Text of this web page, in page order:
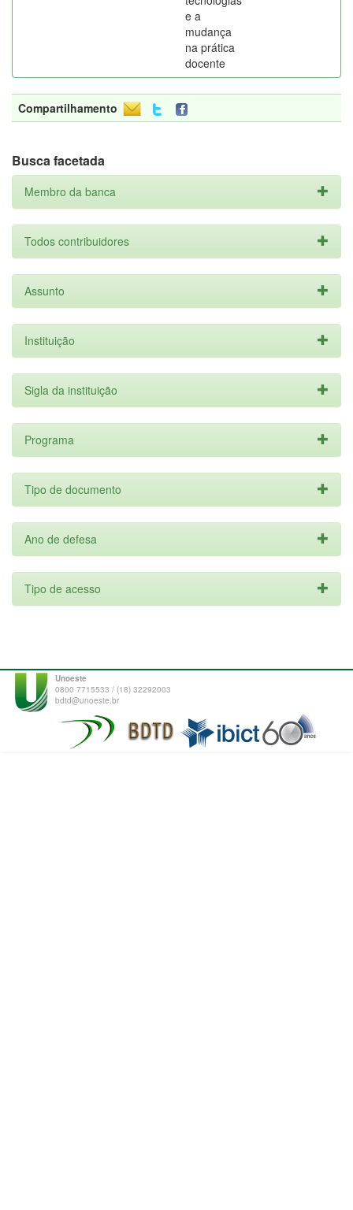
e a
mudança
na prática
docente
Compartilhamento
Busca facetada
Membro da banca
Todos contribuidores
Assunto
Instituição
Sigla da instituição
Programa
Tipo de documento
Ano de defesa
Tipo de acesso
Unoeste
0800 7715533 / (18) 32292003
bdtd@unoeste.br